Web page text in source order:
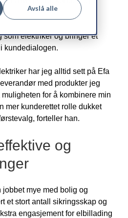
Avslå alle
som elektriker og bringer et
kundedialogen.
har jeg alltid sett på Efa
med produkter jeg
for å kombinere min
mer kunderettet rolle dukket
forteller han.
og
mye med bolig og
et stort antall sikringsskap og
engasjement for elbillading